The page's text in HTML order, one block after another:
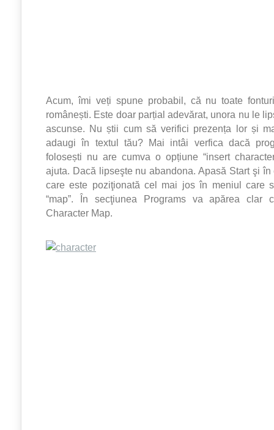
Acum, îmi veți spune probabil, că nu toate
românești. Este doar parțial adevărat, unora nu le
ascunse. Nu știi cum să verifici prezența lor și
adaugi în textul tău? Mai intâi verfica dacă
folosești nu are cumva o opțiune “insert
ajuta. Dacă lipseşte nu abandona. Apasă Start şi în
care este poziţionată cel mai jos în meniul care
“map”. În secţiunea Programs va apărea clar
Character Map.